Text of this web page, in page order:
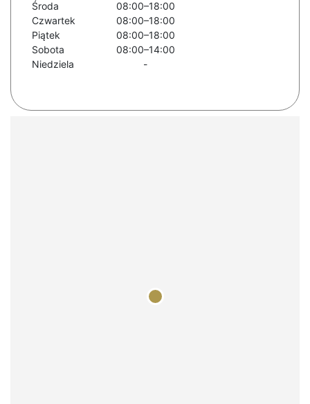
Środa
08:00–18:00
Czwartek
08:00–18:00
Piątek
08:00–18:00
Sobota
08:00–14:00
Niedziela
-